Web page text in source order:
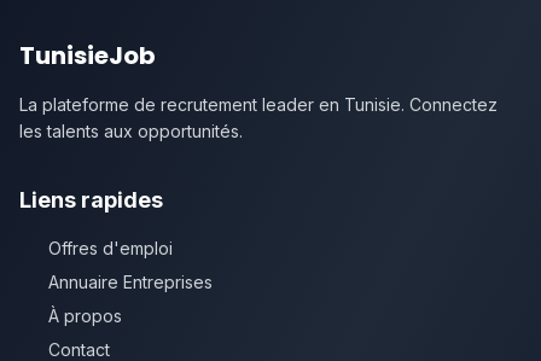
TunisieJob
La plateforme de recrutement leader en Tunisie. Connectez
les talents aux opportunités.
Liens rapides
Offres d'emploi
Annuaire Entreprises
À propos
Contact